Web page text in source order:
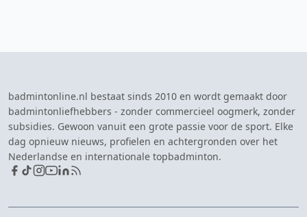
badmintonline.nl bestaat sinds 2010 en wordt gemaakt door
badmintonliefhebbers - zonder commercieel oogmerk, zonder
subsidies. Gewoon vanuit een grote passie voor de sport. Elke
dag opnieuw nieuws, profielen en achtergronden over het
Nederlandse en internationale topbadminton.